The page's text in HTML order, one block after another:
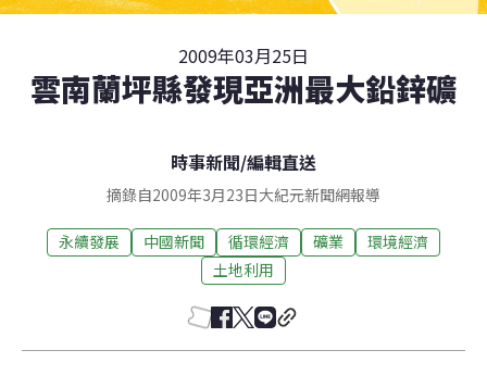
2009年03月25日
雲南蘭坪縣發現亞洲最大鉛鋅礦
時事新聞/編輯直送
摘錄自2009年3月23日大紀元新聞網報導
永續發展 中國新聞 循環經濟 礦業
環境經濟
土地利用